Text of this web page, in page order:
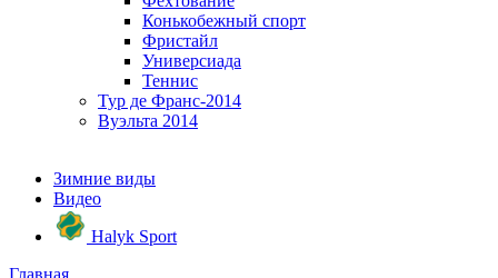
Конькобежный спорт
Фристайл
Универсиада
Теннис
Тур де Франс-2014
Вуэльта 2014
Зимние виды
Видео
Halyk Sport
Главная